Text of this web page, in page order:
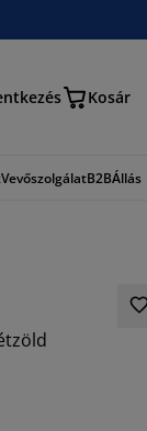
Kosár
VevőszolgálatB2BÁllás